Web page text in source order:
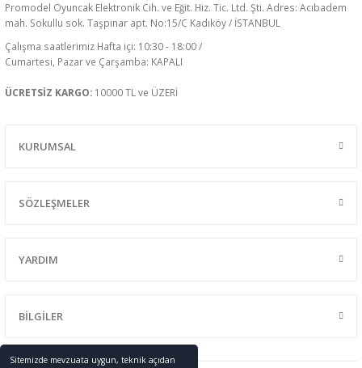
Sitemizde mevzuata uygun, teknik açıdan
Promodel Oyuncak Elektronik Cih. ve Eğit. Hiz. Tic. Ltd. Şti. Adres: Acıbadem
mah. Sokullu sok. Taşpınar apt. No:15/C Kadıköy / İSTANBUL
Çalışma saatlerimiz Hafta içi: 10:30 - 18:00 /
Cumartesi, Pazar ve Çarşamba: KAPALI
ÜCRETSİZ KARGO: 10000 TL ve ÜZERİ
KURUMSAL
SÖZLEŞMELER
YARDIM
BİLGİLER